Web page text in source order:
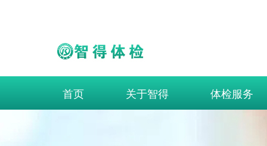
首页 关于智得 体检服务